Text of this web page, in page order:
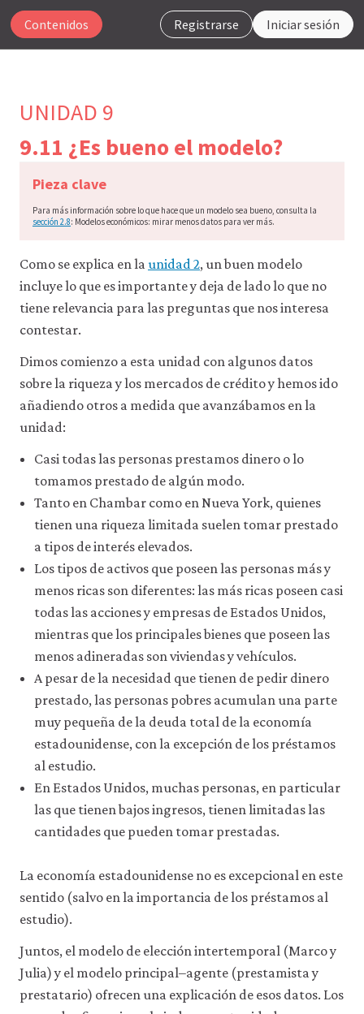
Registrarse Iniciar sesión
Contenidos
que
sitio
web
CORE
utiliza
cookies
Puedes
a
través
de
la
configuración
tu
navegador,
es
posible
eso
afecte
prestaciones
web
(como,
ejemplo,
para
recursos
para
que
una
sesión
También
gustaría
utilizar
cookies
analíticas
UNIDAD 9
9.11 ¿Es bueno el modelo?
Pieza clave
Para más información sobre lo que hace que un modelo sea bueno, consulta la
sección 2.8: Modelos económicos: mirar menos datos para ver más.
Como se explica en la unidad 2, un buen modelo
incluye lo que es importante y deja de lado lo que no
tiene relevancia para las preguntas que nos interesa
contestar.
Dimos comienzo a esta unidad con algunos datos
sobre la riqueza y los mercados de crédito y hemos ido
añadiendo otros a medida que avanzábamos en la
unidad:
Casi todas las personas prestamos dinero o lo
tomamos prestado de algún modo.
Tanto en Chambar como en Nueva York, quienes
tienen una riqueza limitada suelen tomar prestado
a tipos de interés elevados.
Los tipos de activos que poseen las personas más y
menos ricas son diferentes: las más ricas poseen casi
todas las acciones y empresas de Estados Unidos,
mientras que los principales bienes que poseen las
menos adineradas son viviendas y vehículos.
A pesar de la necesidad que tienen de pedir dinero
prestado, las personas pobres acumulan una parte
muy pequeña de la deuda total de la economía
estadounidense, con la excepción de los préstamos
al estudio.
En Estados Unidos, muchas personas, en particular
las que tienen bajos ingresos, tienen limitadas las
cantidades que pueden tomar prestadas.
La economía estadounidense no es excepcional en este
sentido (salvo en la importancia de los préstamos al
estudio).
Juntos, el modelo de elección intertemporal (Marco y
Julia) y el modelo principal–agente (prestamista y
prestatario) ofrecen una explicación de esos datos. Los